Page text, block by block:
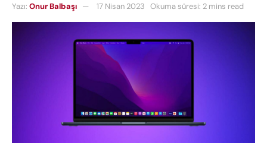
Yazı: Onur Balbaşı 17 Nisan 2023 Okuma süresi: 2 mins read